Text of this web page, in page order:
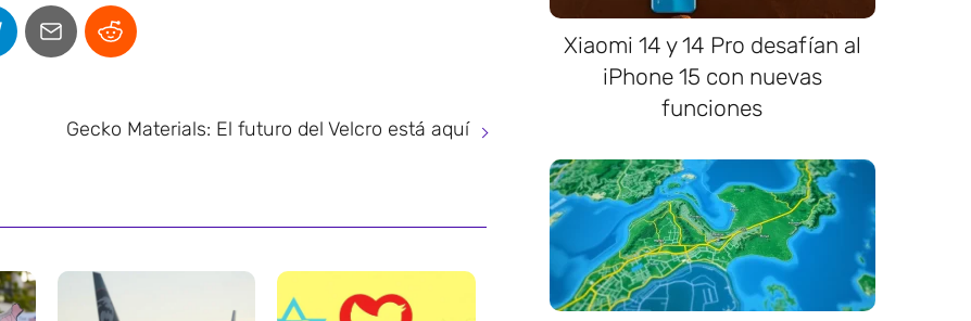
Gecko Materials: El futuro del Velcro está aquí
Xiaomi 14 y 14 Pro desafían al
iPhone 15 con nuevas
funciones